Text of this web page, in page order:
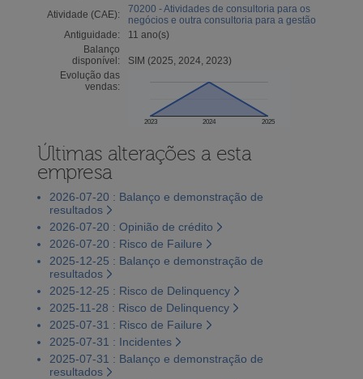
Atividade (CAE):
70200 - Atividades de consultoria para os
negócios e outra consultoria para a gestão
Antiguidade:
11 ano(s)
Balanço
disponível:
SIM (2025, 2024, 2023)
Evolução das
vendas:
2023 2024 2025
Últimas alterações a esta
empresa
2026-07-20 : Balanço e demonstração de
resultados
2026-07-20 : Opinião de crédito
2026-07-20 : Risco de Failure
2025-12-25 : Balanço e demonstração de
resultados
2025-12-25 : Risco de Delinquency
2025-11-28 : Risco de Delinquency
2025-07-31 : Risco de Failure
2025-07-31 : Incidentes
2025-07-31 : Balanço e demonstração de
resultados